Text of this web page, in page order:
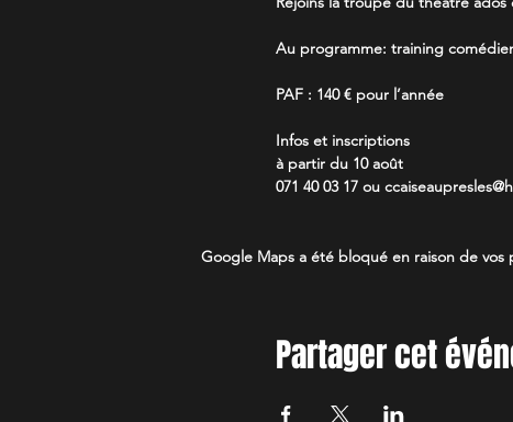
Au programme: training
PAF : 140 € pour l’année
Infos et inscriptions
à partir du 10 août
071 40 03 17 ou
Google Maps a été bloqué en raison de
Partager cet